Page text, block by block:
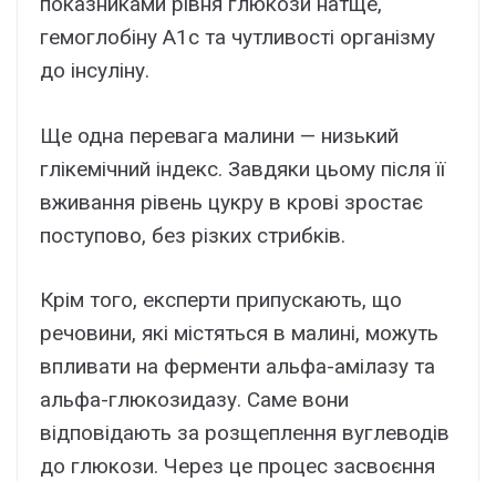
гемоглобіну A1c та чутливості організму
до інсуліну.
Ще одна перевага малини — низький
глікемічний індекс. Завдяки цьому після її
вживання рівень цукру в крові зростає
поступово, без різких стрибків.
Крім того, експерти припускають, що
речовини, які містяться в малині, можуть
впливати на ферменти альфа-амілазу та
альфа-глюкозидазу. Саме вони
відповідають за розщеплення вуглеводів
до глюкози. Через це процес засвоєння